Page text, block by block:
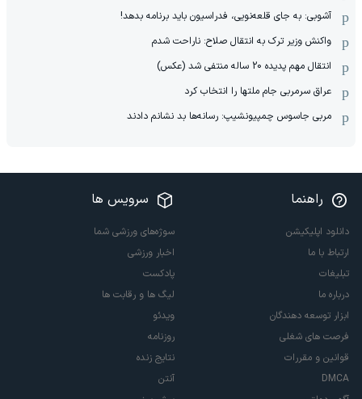
آشوبی: به جای قلعه‌نویی، فدراسیون باید برنامه بدهد!
واکنش وزیر ترک به انتقال صلاح: ناراحت شدم
انتقال مهم پدیده 20 ساله منتفی شد (عکس)
عراق سرمربی جام ملتها را انتخاب کرد
مربی جاسوس چمپیونشیپ: رسانه‌ها بد نشانم دادند
راهنما
دانلود اپلیکیشن
ارتباط با ما
تبلیغات
درباره ما
ابزار توسعه دهندگان
فرصت های شغلی
قوانین و مقررات
DMCA
سرویس ها
سوژه‌های ورزشی شما
اخبار ورزشی
پادکست
لیگ ها و رقابت ها
ویدئو
روزنامه
نتایج زنده
آنتن